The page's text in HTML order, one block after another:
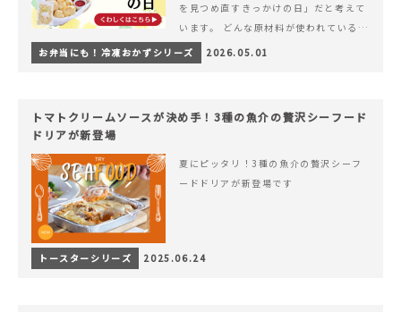
を見つめ直すきっかけの日」だと考えて
います。 どんな原材料が使われているの
か。 どのようにつくられているのか。&
hellip; 続きを読む 【6月10日（無添加
お弁当にも！冷凍おかずシリーズ 2026.05.01
トマトクリームソースが決め手！3種の魚介の贅沢シーフード
ドリアが新登場
夏にピッタリ！3種の魚介の贅沢シーフ
ードドリアが新登場です
トースターシリーズ 2025.06.24